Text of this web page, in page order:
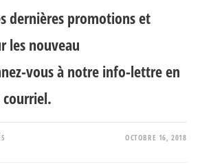
dernières promotions et
les nouveau
vous à notre info-lettre en
OCTOBRE 16, 2018